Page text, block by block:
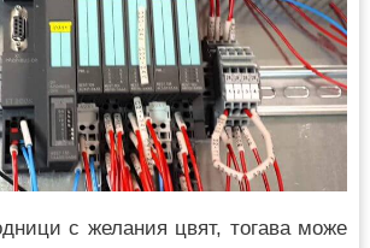
с желания цвят, тогава може